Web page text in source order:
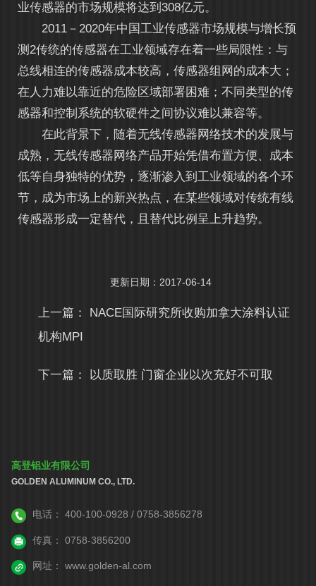
业传感器的市场规模将达到308亿元。
2011－2020年中国工业传感器市场规模与增长预
测2传统的传感器在工业领域存在着一些局限性：与
总线相连的传感器成本较高，传感器组网的成本大；
在人力难以靠近的危险区域部署困难；不同类型的传
感器和控制系统的软硬件之间协议难以兼容等。
在此背景下，随着无线传感器网络技术的发展与
成熟，无线传感器网络产品开始凭借布置方便、成本
低等自身独特的优势，逐渐渗入到工业领域的各个环
节，成为市场上的新兴热点，在某些领域对传统有线
传感器形成一定替代，且替代比例呈上升趋势。
更新日期：2017-06-14
上一篇：
NACE国际研究所收购加拿大涂料认证
机构MPI
下一篇： 以质取胜 门窗企业以次充好不可取
高登铝业有限公司
GOLDEN ALUMINUM CO., LTD.
电话： 400-100-0928 / 0758-3856278
传真： 0758-3856200
网址： www.golden-al.com